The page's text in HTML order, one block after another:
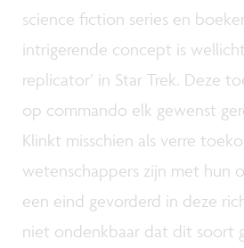
science fiction series en
intrigerende concept is
replicator’ in Star Trek. Deze
op commando elk gewenst
Klinkt misschien als verre
wetenschappers zijn met hun
een eind gevorderd in deze
niet ondenkbaar dat dit soort